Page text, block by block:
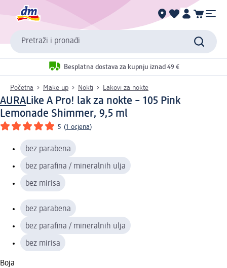
Pretraži i pronađi
Besplatna dostava za kupnju iznad 49 €
Početna Make up Nokti Lakovi za nokte
AURALike A Pro! lak za nokte – 105 Pink
Lemonade Shimmer, 9,5 ml
5 (1 ocjena)
bez parabena
bez parafina / mineralnih ulja
bez mirisa
bez parabena
bez parafina / mineralnih ulja
bez mirisa
Boja